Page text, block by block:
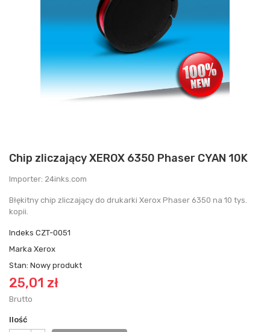
Chip zliczający XEROX 6350 Phaser CYAN 10K
Importer: 24inks.com
Błękitny chip zliczający do drukarki Xerox Phaser 6350 na 10 tys.
kopii.
Indeks CZT-0051
Marka Xerox
Stan: Nowy produkt
25,01 zł
Brutto
Ilość